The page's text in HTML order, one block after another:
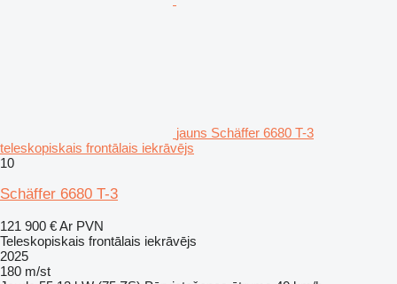
jauns Schäffer 6680 T-3
teleskopiskais frontālais iekrāvējs
10
Schäffer 6680 T-3
121 900 €Ar PVN
Teleskopiskais frontālais iekrāvējs
2025
180 m/st